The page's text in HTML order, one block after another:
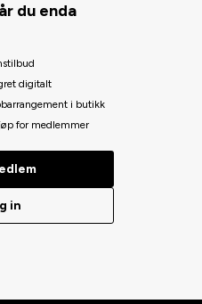
du enda
digitalt
i butikk
for medlemmer
in